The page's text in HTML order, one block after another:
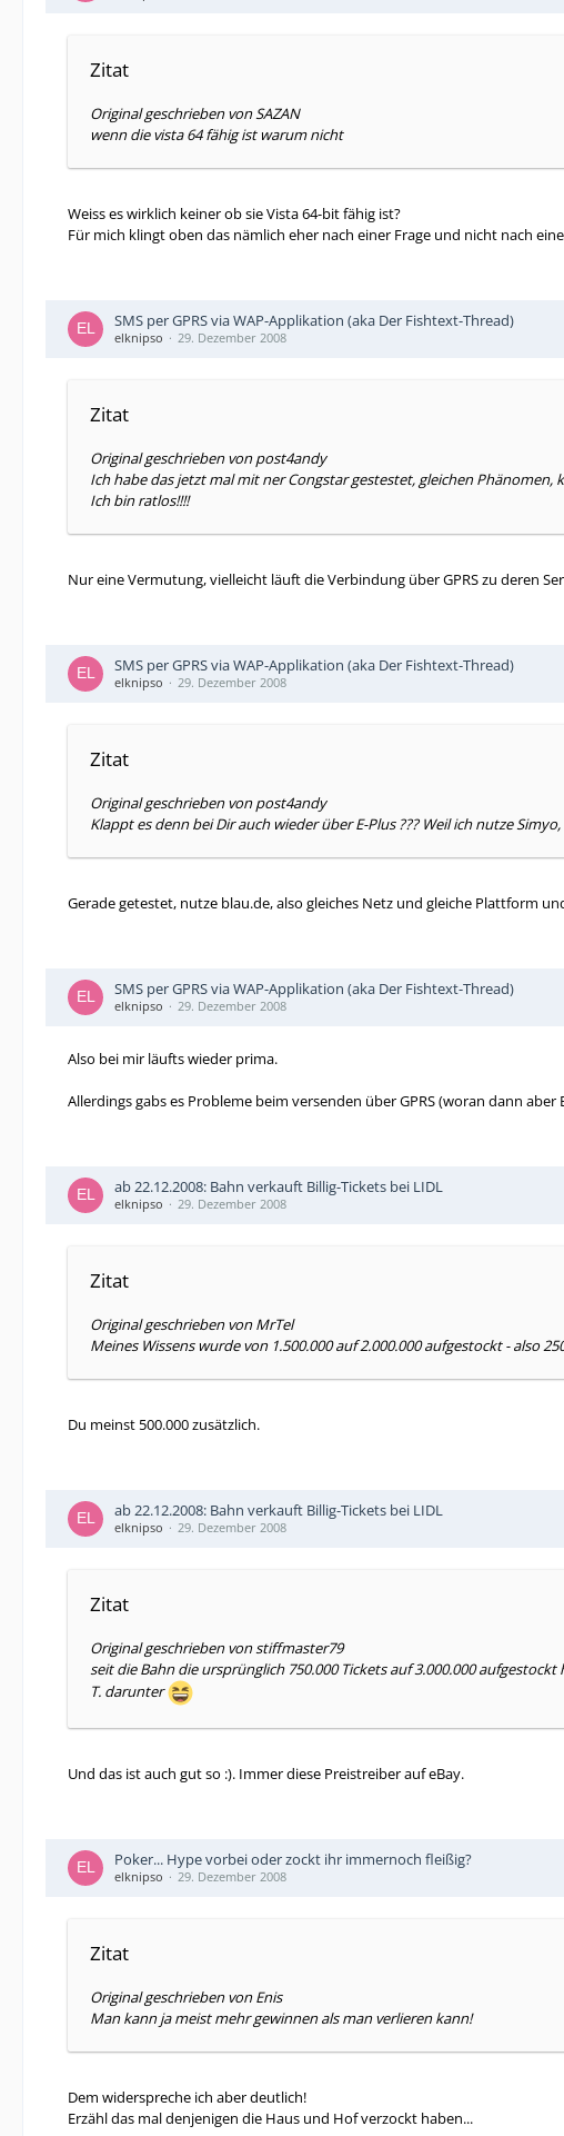
Zitat
Original geschrieben von SAZAN
wenn die vista 64 fähig ist warum nicht
Weiss es wirklich keiner ob sie Vista 64-bit fähig ist?
Für mich klingt oben das nämlich eher nach einer Frage und nicht nach
SMS per GPRS via WAP-Applikation (aka Der Fishtext-Thread)
elknipso 29. Dezember 2008
Zitat
Original geschrieben von post4andy
Ich habe das jetzt mal mit ner Congstar gestestet, gleichen Phänomen,
Ich bin ratlos!!!!
Nur eine Vermutung, vielleicht läuft die Verbindung über GPRS zu deren
SMS per GPRS via WAP-Applikation (aka Der Fishtext-Thread)
elknipso 29. Dezember 2008
Zitat
Original geschrieben von post4andy
Klappt es denn bei Dir auch wieder über E-Plus ??? Weil ich nutze
Gerade getestet, nutze blau.de, also gleiches Netz und gleiche Plattform
SMS per GPRS via WAP-Applikation (aka Der Fishtext-Thread)
elknipso 29. Dezember 2008
Also bei mir läufts wieder prima.
Allerdings gabs es Probleme beim versenden über GPRS (woran dann
ab 22.12.2008: Bahn verkauft Billig-Tickets bei LIDL
elknipso 29. Dezember 2008
Zitat
Original geschrieben von MrTel
Meines Wissens wurde von 1.500.000 auf 2.000.000 aufgestockt - also
Du meinst 500.000 zusätzlich.
ab 22.12.2008: Bahn verkauft Billig-Tickets bei LIDL
elknipso 29. Dezember 2008
Zitat
Original geschrieben von stiffmaster79
seit die Bahn die ursprünglich 750.000 Tickets auf 3.000.000
T. darunter
Und das ist auch gut so :). Immer diese Preistreiber auf eBay.
Poker... Hype vorbei oder zockt ihr immernoch fleißig?
elknipso 29. Dezember 2008
Zitat
Original geschrieben von Enis
Man kann ja meist mehr gewinnen als man verlieren kann!
Dem widerspreche ich aber deutlich!
Erzähl das mal denjenigen die Haus und Hof verzockt haben...